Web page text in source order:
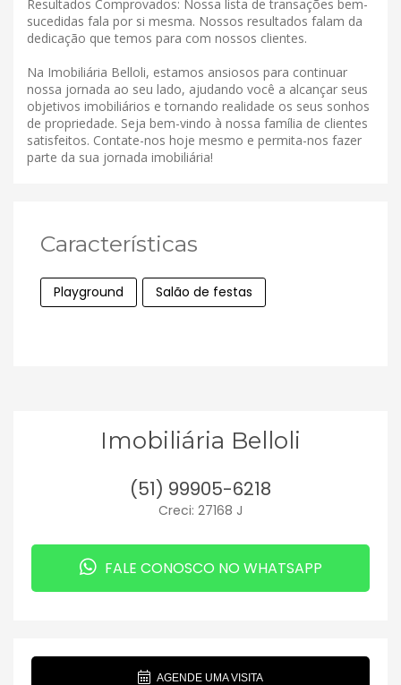
Resultados Comprovados: Nossa lista de transações bem-
sucedidas fala por si mesma. Nossos resultados falam da
dedicação que temos para com nossos clientes.
Na Imobiliária Belloli, estamos ansiosos para continuar
nossa jornada ao seu lado, ajudando você a alcançar seus
objetivos imobiliários e tornando realidade os seus sonhos
de propriedade. Seja bem-vindo à nossa família de clientes
satisfeitos. Contate-nos hoje mesmo e permita-nos fazer
parte da sua jornada imobiliária!
Características
Playground Salão de festas
Imobiliária Belloli
(51) 99905-6218
Creci: 27168 J
FALE CONOSCO NO WHATSAPP
AGENDE UMA VISITA